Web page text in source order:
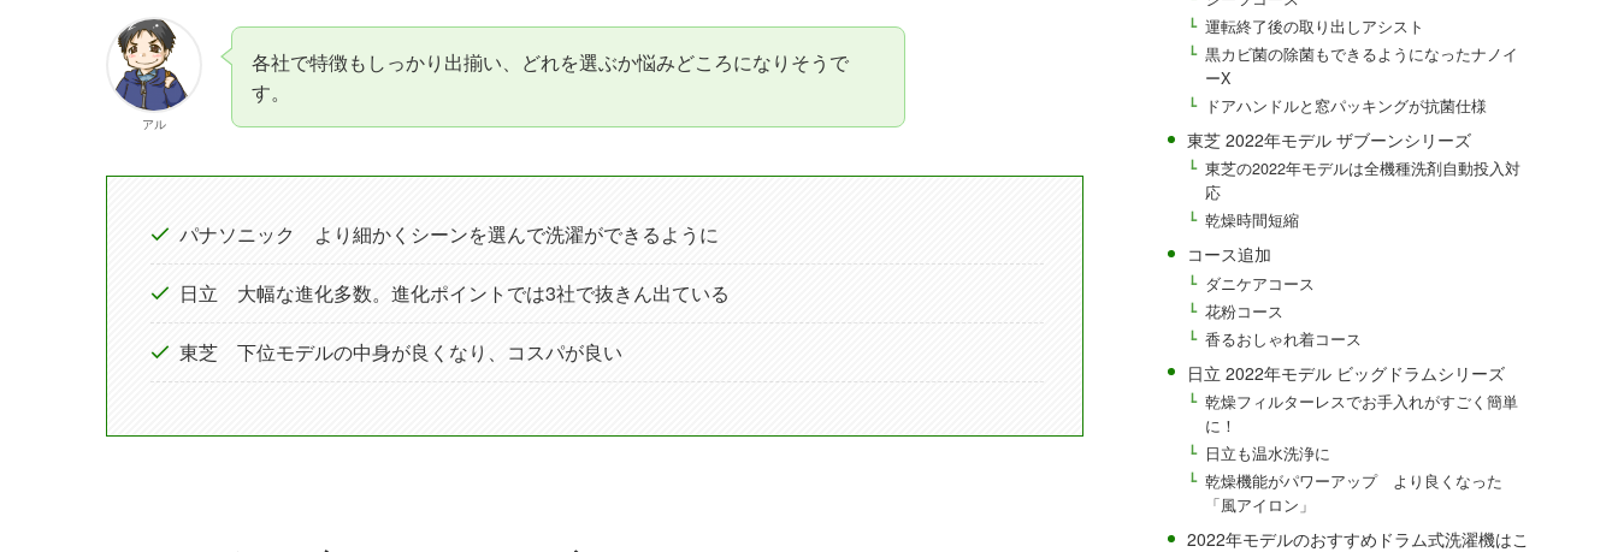
アル
各社で特徴もしっかり出揃い、どれを選ぶか悩みどころになりそうで
す。
パナソニック より細かくシーンを選んで洗濯ができるように
日立 大幅な進化多数。進化ポイントでは3社で抜きん出ている
東芝 下位モデルの中身が良くなり、コスパが良い
運転終了後の取り出しアシスト
黒カビ菌の除菌もできるようになったナノイ
ーX
ドアハンドルと窓パッキングが抗菌仕様
東芝 2022年モデル ザブーンシリーズ
東芝の2022年モデルは全機種洗剤自動投入対
応
乾燥時間短縮
コース追加
ダニケアコース
花粉コース
香るおしゃれ着コース
日立 2022年モデル ビッグドラムシリーズ
乾燥フィルターレスでお手入れがすごく簡単
に！
日立も温水洗浄に
乾燥機能がパワーアップ より良くなった
「風アイロン」
2022年モデルのおすすめドラム式洗濯機はこ